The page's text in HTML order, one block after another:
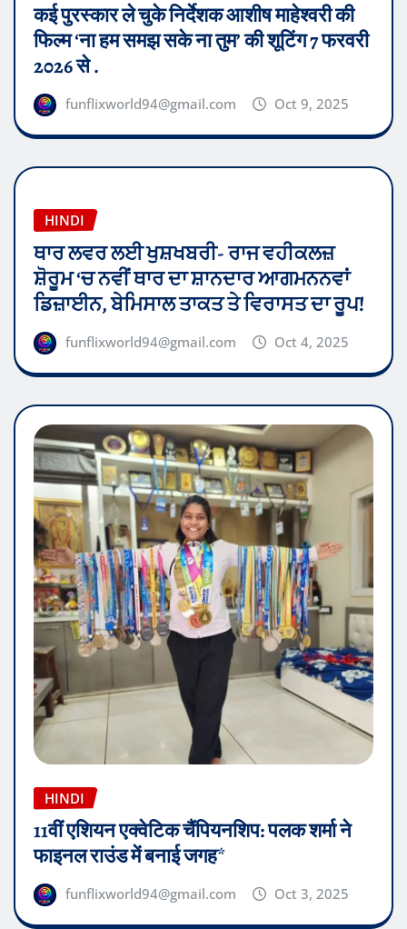
कई पुरस्कार ले चुके निर्देशक आशीष माहेश्वरी की
फिल्म ‘ना हम समझ सके ना तुम’ की शूटिंग 7 फरवरी
2026 से .
funflixworld94@gmail.com Oct 9, 2025
HINDI
ਥਾਰ ਲਵਰ ਲਈ ਖੁਸ਼ਖਬਰੀ- ਰਾਜ ਵਹੀਕਲਜ਼
ਸ਼ੋਰੂਮ ‘ਚ ਨਵੀਂ ਥਾਰ ਦਾ ਸ਼ਾਨਦਾਰ ਆਗਮਨਨਵਾਂ
ਡਿਜ਼ਾਈਨ, ਬੇਮਿਸਾਲ ਤਾਕਤ ਤੇ ਵਿਰਾਸਤ ਦਾ ਰੂਪ!
funflixworld94@gmail.com Oct 4, 2025
HINDI
11वीं एशियन एक्वेटिक चैंपियनशिप: पलक शर्मा ने
फाइनल राउंड में बनाई जगह*
funflixworld94@gmail.com Oct 3, 2025